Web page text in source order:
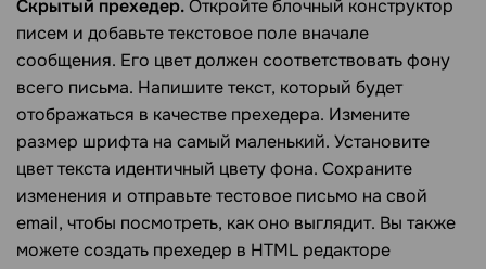
Скрытый прехедер.Откройте блочный конструктор
писем и добавьте текстовое поле вначале
сообщения. Его цвет должен соответствовать фону
всего письма. Напишите текст, который будет
отображаться в качестве прехедера. Измените
размер шрифта на самый маленький. Установите
цвет текста идентичный цвету фона. Сохраните
изменения и отправьте тестовое письмо на свой
email, чтобы посмотреть, как оно выглядит. Вы также
можете создать прехедер в HTML редакторе